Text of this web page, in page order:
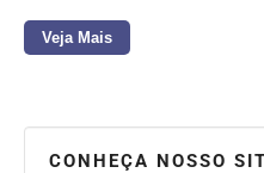
Veja Mais
CONHEÇA NOSSO